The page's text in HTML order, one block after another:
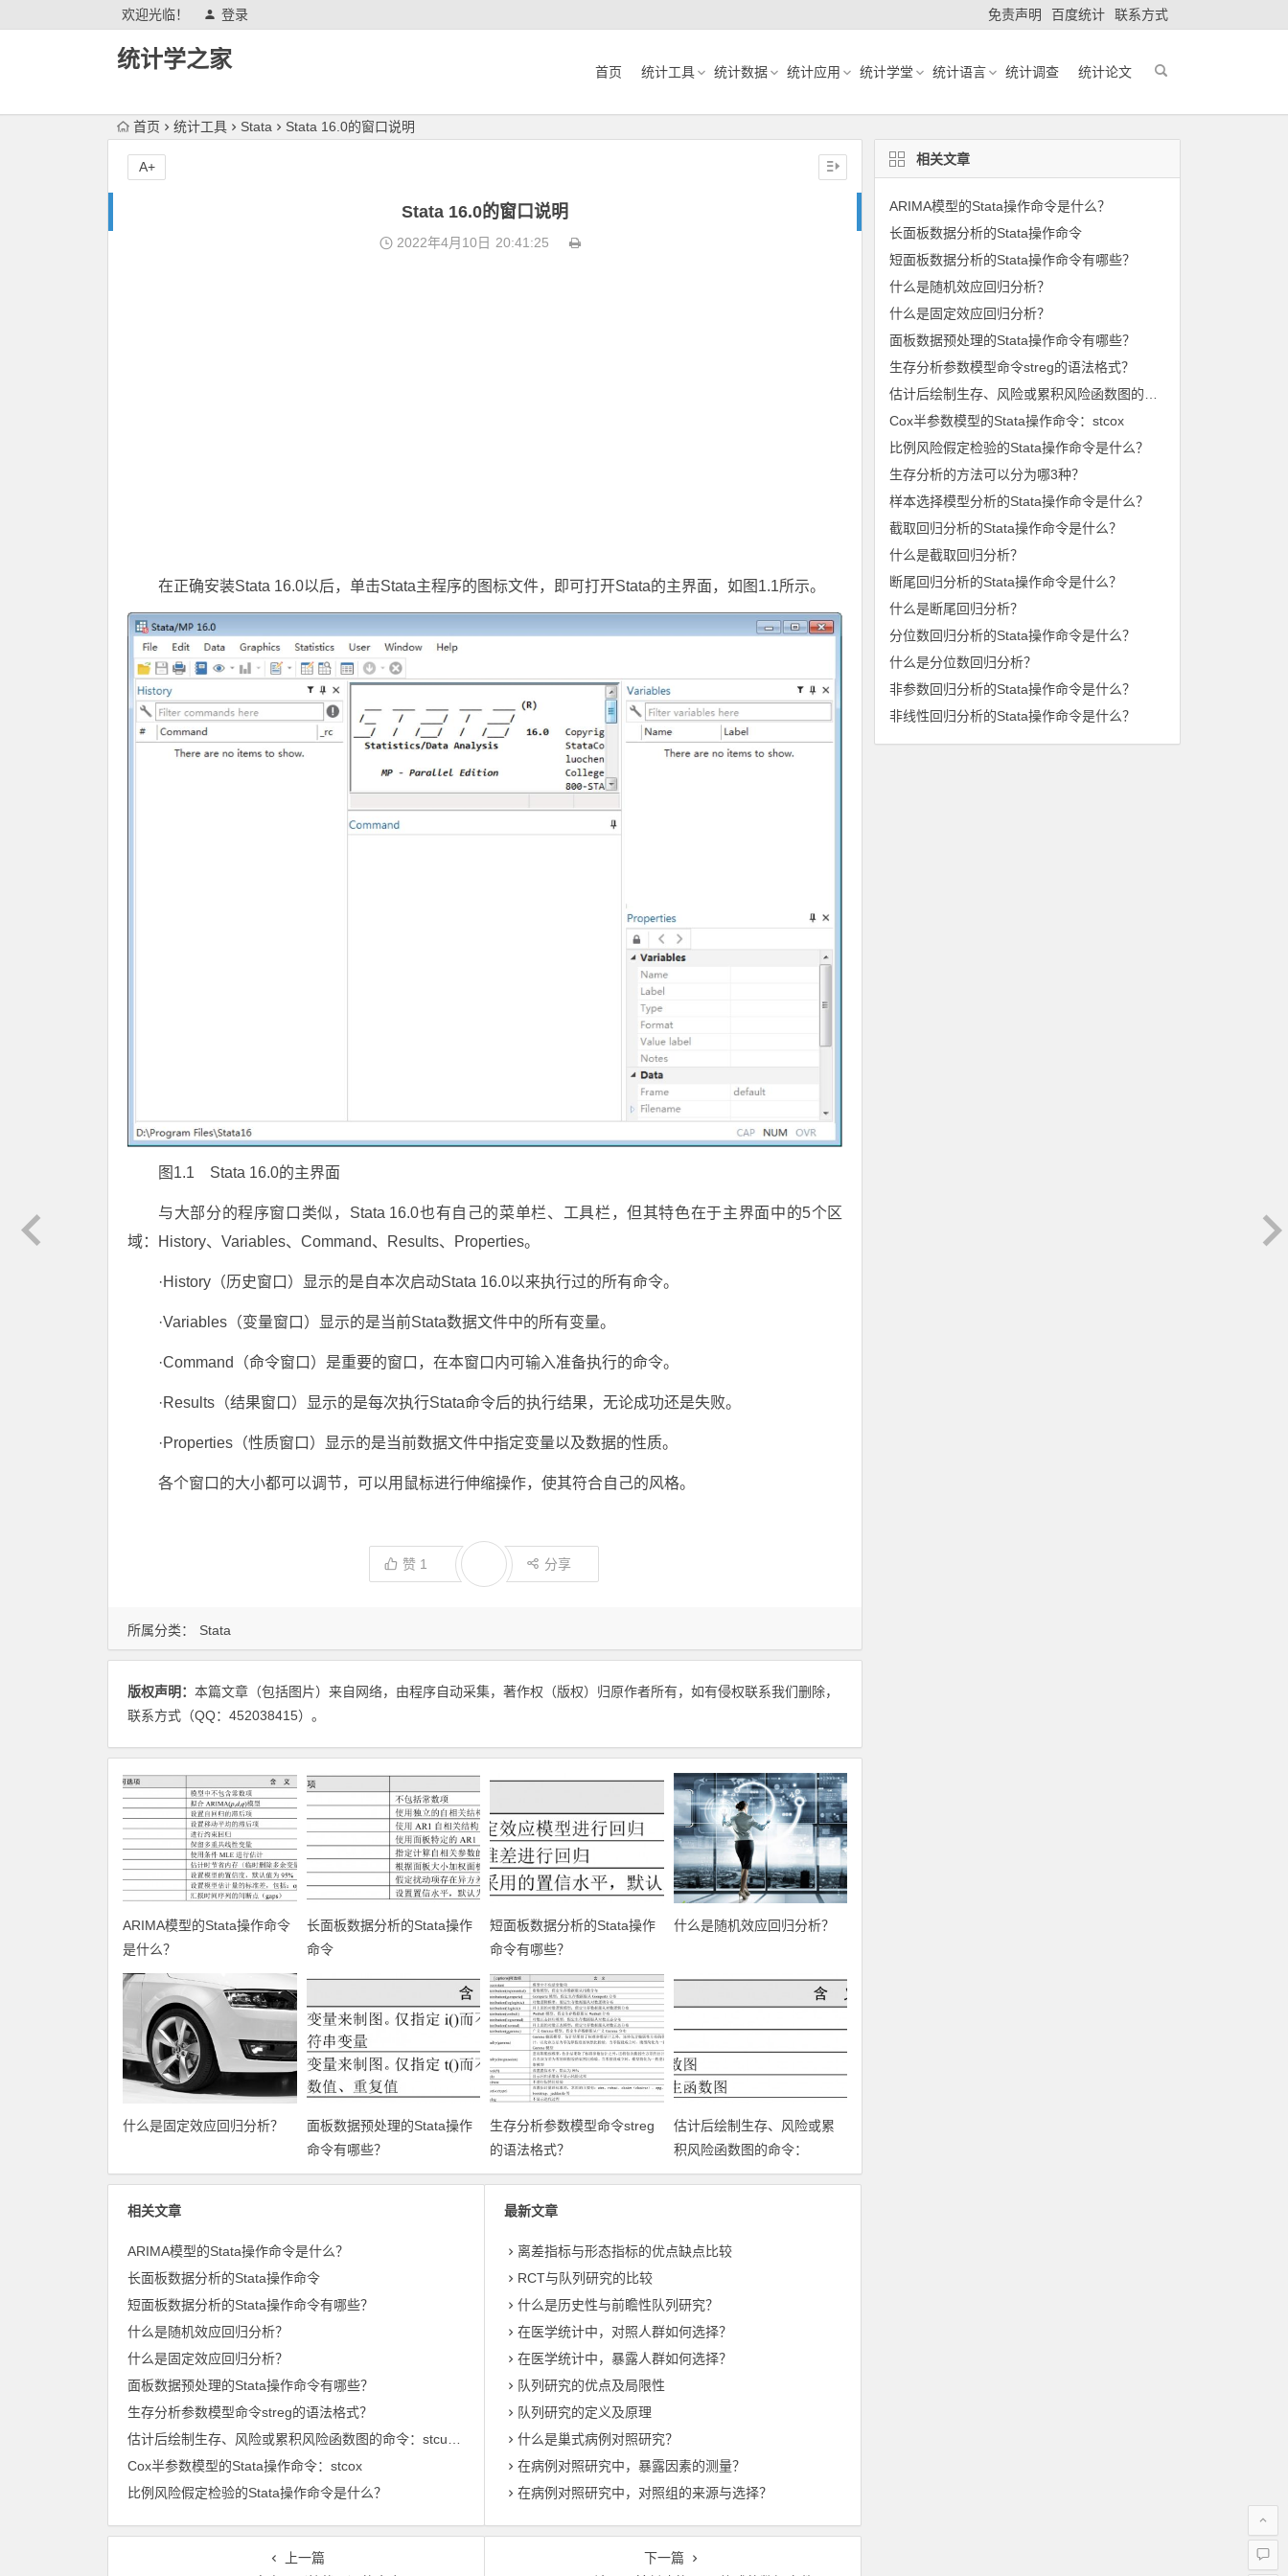
欢迎光临！ 登录 免责声明 百度统计 联系方式
统计学之家 首页 统计工具 统计数据 统计应用 统计学堂 统计语言 统计调查 统计论文
首页 统计工具 Stata Stata 16.0的窗口说明
Stata 16.0的窗口说明
2022年4月10日 20:41:25
在正确安装Stata 16.0以后，单击Stata主程序的图标文件，即可打开Stata的主界面，如图1.1所示。
图1.1 Stata 16.0的主界面
与大部分的程序窗口类似，Stata 16.0也有自己的菜单栏、工具栏，但其特色在于主界面中的5个区
域：History、Variables、Command、Results、Properties。
·History（历史窗口）显示的是自本次启动Stata 16.0以来执行过的所有命令。
·Variables（变量窗口）显示的是当前Stata数据文件中的所有变量。
·Command（命令窗口）是重要的窗口，在本窗口内可输入准备执行的命令。
·Results（结果窗口）显示的是每次执行Stata命令后的执行结果，无论成功还是失败。
·Properties（性质窗口）显示的是当前数据文件中指定变量以及数据的性质。
各个窗口的大小都可以调节，可以用鼠标进行伸缩操作，使其符合自己的风格。
赞 1 分享
A+
所属分类： Stata
版权声明： 本篇文章（包括图片）来自网络，由程序自动采集，著作权（版权）归原作者所有，如有侵权联系我们删除，
联系方式（QQ：452038415）。
ARIMA模型的Stata操作命令
是什么？
长面板数据分析的Stata操作
命令
短面板数据分析的Stata操作
命令有哪些？
什么是随机效应回归分析？
什么是固定效应回归分析？
面板数据预处理的Stata操作
命令有哪些？
生存分析参数模型命令streg
的语法格式？
估计后绘制生存、风险或累
积风险函数图的命令：
stcurve
相关文章
ARIMA模型的Stata操作命令是什么？
长面板数据分析的Stata操作命令
短面板数据分析的Stata操作命令有哪些？
什么是随机效应回归分析？
什么是固定效应回归分析？
面板数据预处理的Stata操作命令有哪些？
生存分析参数模型命令streg的语法格式？
估计后绘制生存、风险或累积风险函数图的命令：stcurve
Cox半参数模型的Stata操作命令：stcox
比例风险假定检验的Stata操作命令是什么？
最新文章
离差指标与形态指标的优点缺点比较
RCT与队列研究的比较
什么是历史性与前瞻性队列研究？
在医学统计中，对照人群如何选择？
在医学统计中，暴露人群如何选择？
队列研究的优点及局限性
队列研究的定义及原理
什么是巢式病例对照研究？
在病例对照研究中，暴露因素的测量？
在病例对照研究中，对照组的来源与选择？
上一篇
下一篇
相关文章
ARIMA模型的Stata操作命令是什么？
长面板数据分析的Stata操作命令
短面板数据分析的Stata操作命令有哪些？
什么是随机效应回归分析？
什么是固定效应回归分析？
面板数据预处理的Stata操作命令有哪些？
生存分析参数模型命令streg的语法格式？
Cox半参数模型的Stata操作命令：stcox
比例风险假定检验的Stata操作命令是什么？
生存分析的方法可以分为哪3种？
样本选择模型分析的Stata操作命令是什么？
截取回归分析的Stata操作命令是什么？
什么是截取回归分析？
断尾回归分析的Stata操作命令是什么？
什么是断尾回归分析？
分位数回归分析的Stata操作命令是什么？
什么是分位数回归分析？
非参数回归分析的Stata操作命令是什么？
非线性回归分析的Stata操作命令是什么？